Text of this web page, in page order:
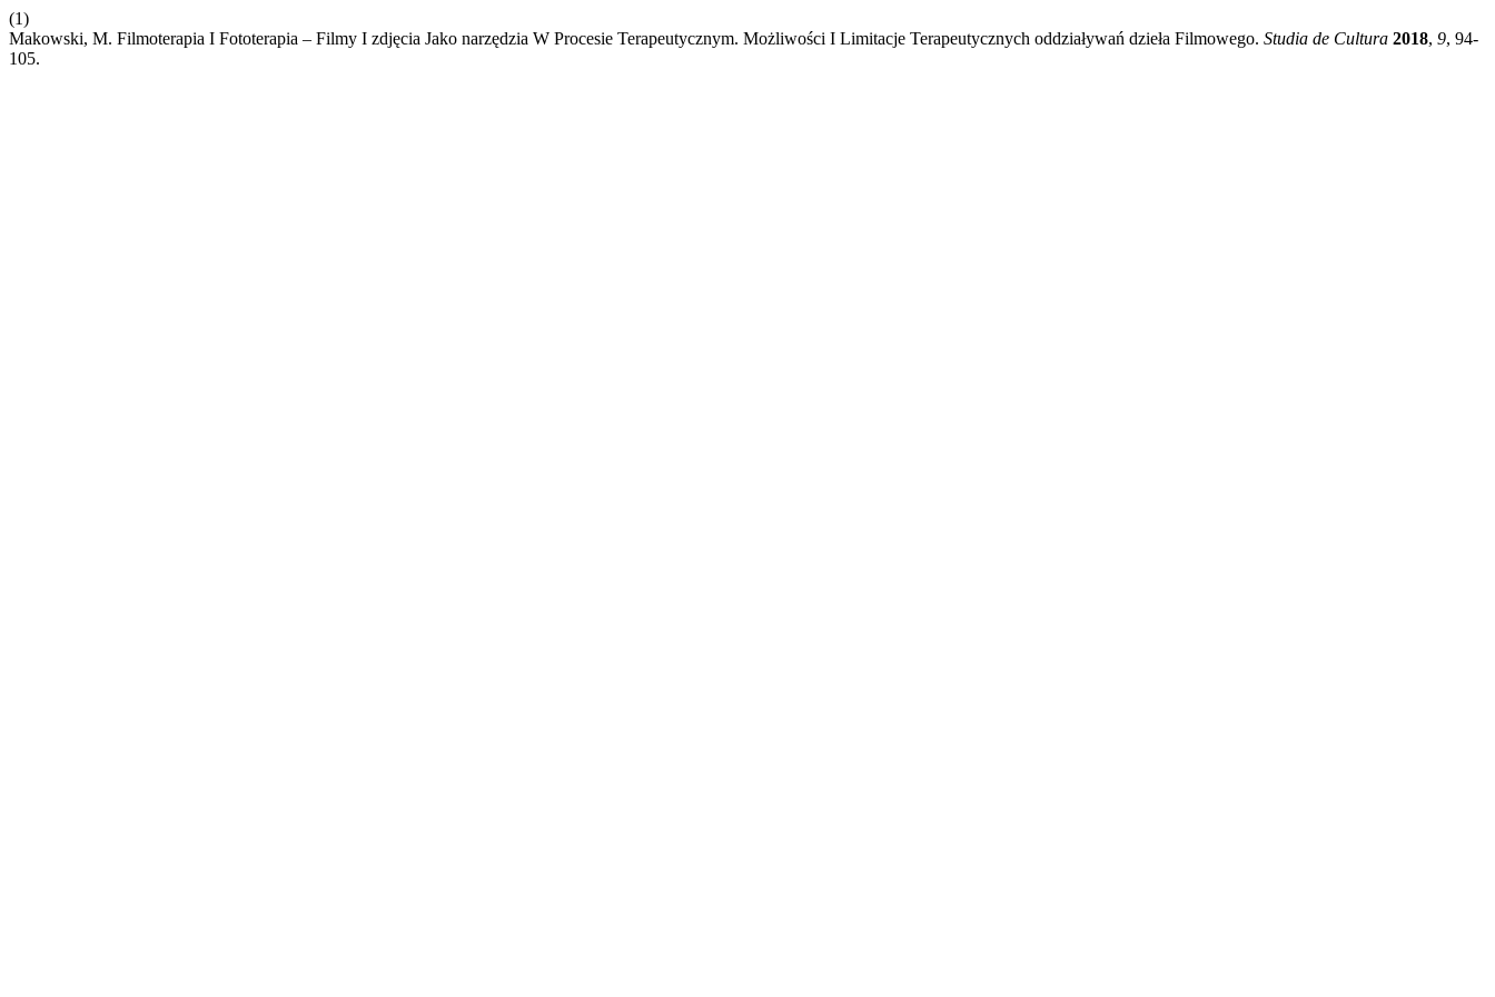
(1)
Makowski, M. Filmoterapia I Fototerapia – Filmy I zdjęcia Jako narzędzia W Procesie Terapeutycznym. Możliwości I Limitacje Terapeutycznych oddziaływań dzieła Filmowego. Studia de Cultura 2018, 9, 94-
105.